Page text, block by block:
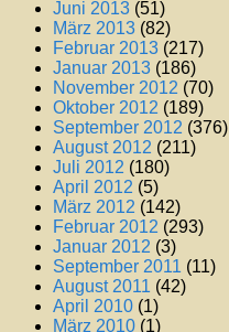
Juni 2013 (51)
März 2013 (82)
Februar 2013 (217)
Januar 2013 (186)
November 2012 (70)
Oktober 2012 (189)
September 2012 (376)
August 2012 (211)
Juli 2012 (180)
April 2012 (5)
März 2012 (142)
Februar 2012 (293)
Januar 2012 (3)
September 2011 (11)
August 2011 (42)
April 2010 (1)
März 2010 (1)